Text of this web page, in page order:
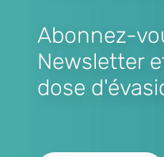
Abonnez-
Newsletter
dose